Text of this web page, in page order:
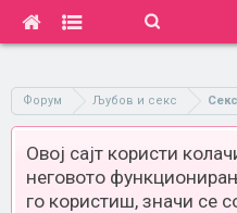
Форум Љубов и секс Секс
Овој сајт користи
неговото
го користиш, значи се